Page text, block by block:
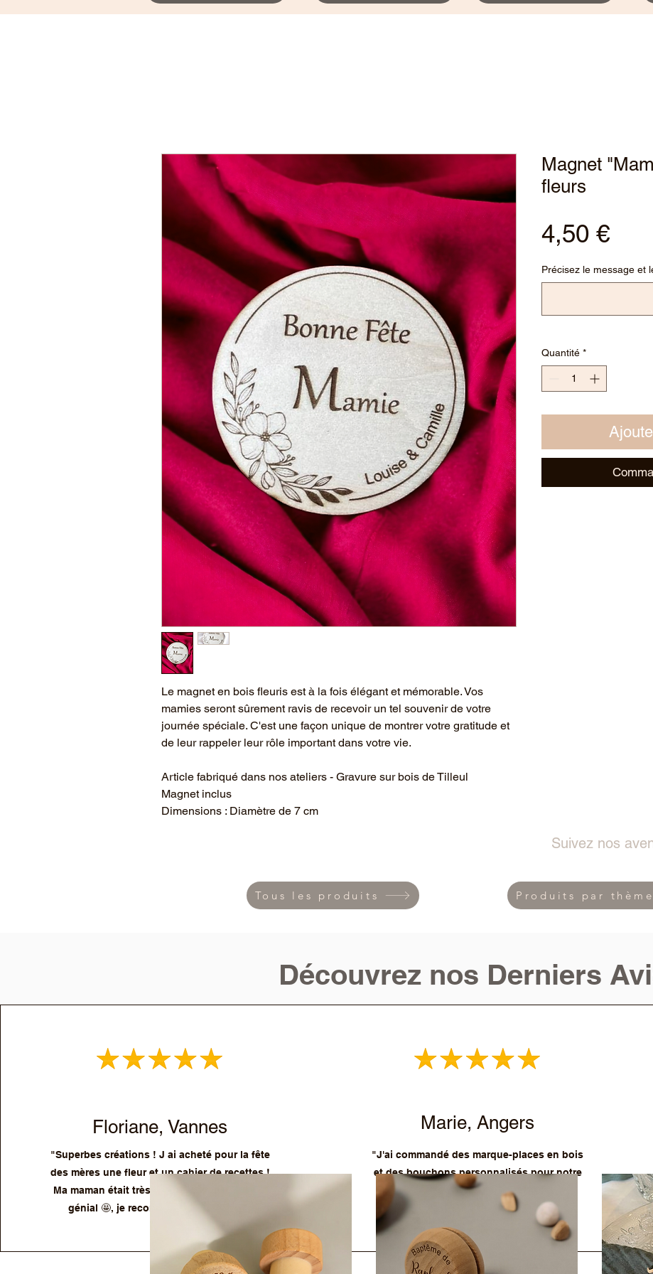
Le magnet en bois fleuris est à la fois élégant et mémorable. Vos
mamies seront sûrement ravis de recevoir un tel souvenir de votre
journée spéciale. C'est une façon unique de montrer votre gratitude et
de leur rappeler leur rôle important dans votre vie.
Article fabriqué dans nos ateliers - Gravure sur bois de Tilleul
Magnet inclus
Dimensions : Diamètre de 7 cm
Magnet
fleurs
4,50 €Prix
Précisez le message et
Quantité *
Suivez nos
Tous les produits Produits par
Découvrez nos Derniers
Floriane, Vannes
"Superbes créations ! J ai acheté pour la fête
des mères une fleur et un cahier de recettes !
Ma maman était très contente ! Le rendu est
génial 🤩, je recommande vivement :)"
Marie, Angers
"J'ai commandé des marque-places en bois
et des bouchons personnalisés pour notre
mariage, et le rendu était absolument
superbe. Service très réactif !"